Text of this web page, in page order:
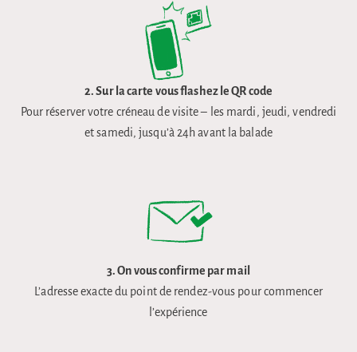
2. Sur la carte vous flashez le QR code
Pour réserver votre créneau de visite – les mardi, jeudi, vendredi
et samedi, jusqu’à 24h avant la balade
3.On vous confirme par mail
L’adresse exacte du point de rendez-vous pour commencer
l’expérience